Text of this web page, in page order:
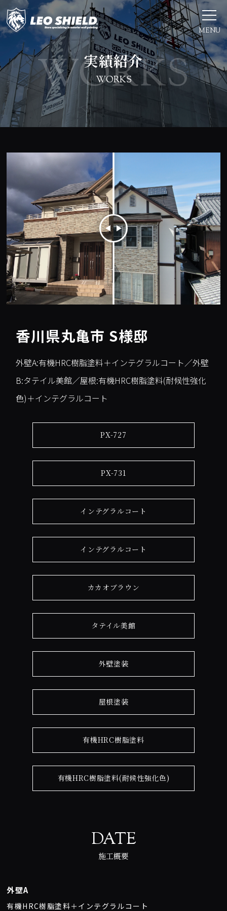
MENU
実績紹介
WORKS
香川県丸亀市 S様邸
外壁A:有機HRC樹脂塗料＋インテグラルコート／外壁
B:タテイル美館／屋根:有機HRC樹脂塗料(耐候性強化
色)＋インテグラルコート
PX-727
PX-731
インテグラルコート
インテグラルコート
カカオブラウン
タテイル美館
外壁塗装
屋根塗装
有機HRC樹脂塗料
有機HRC樹脂塗料(耐候性強化色)
DATE
施工概要
外壁A
有機HRC樹脂塗料＋インテグラルコート